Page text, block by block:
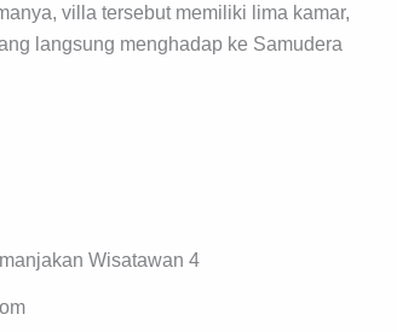
villa tersebut memiliki lima kamar,
langsung menghadap ke Samudera